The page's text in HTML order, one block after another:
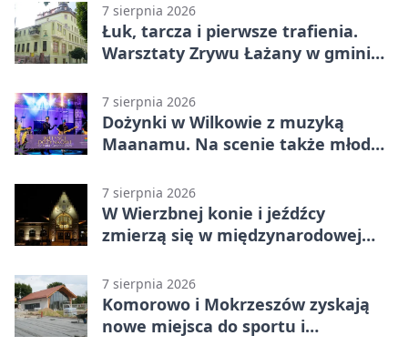
7 sierpnia 2026
Łuk, tarcza i pierwsze trafienia.
Warsztaty Zrywu Łażany w gminie
7 sierpnia 2026
Dożynki w Wilkowie z muzyką
Maanamu. Na scenie także młode
7 sierpnia 2026
W Wierzbnej konie i jeźdźcy
zmierzą się w międzynarodowej
7 sierpnia 2026
Komorowo i Mokrzeszów zyskają
nowe miejsca do sportu i